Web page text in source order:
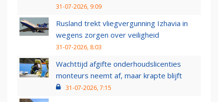
31-07-2026, 9:09
Rusland trekt vliegvergunning Izhavia in
wegens zorgen over veiligheid
31-07-2026, 8:03
Wachttijd afgifte onderhoudslicenties
monteurs neemt af, maar krapte blijft
31-07-2026, 7:15